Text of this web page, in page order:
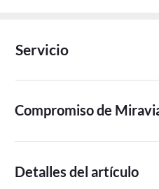
Servicio
Compromiso de
Detalles del artículo